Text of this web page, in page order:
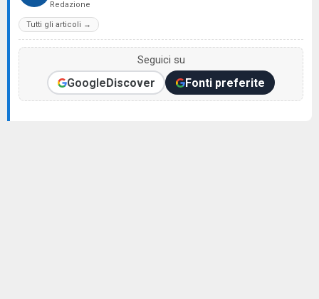
Redazione
Tutti gli articoli →
Seguici su
GoogleDiscover Fonti preferite